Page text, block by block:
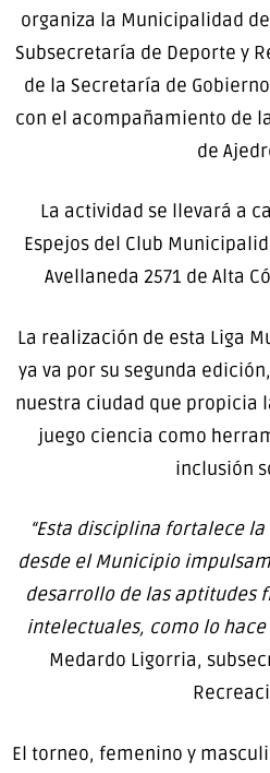
organiza la Municipalidad
Subsecretaría de Deporte y
de la Secretaría de
con el acompañamiento de
de
La actividad se llevará a
Espejos del Club
Avellaneda 2571 de Alta
La realización de esta Liga
ya va por su segunda
nuestra ciudad que propicia
juego ciencia como
inclusión
“Esta disciplina fortalece
desde el Municipio
desarrollo de las aptitudes
intelectuales, como lo hace
Medardo Ligorria,
El torneo, femenino y